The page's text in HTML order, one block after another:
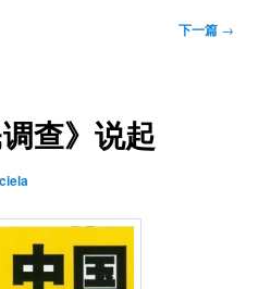
下一篇 →
查》说起